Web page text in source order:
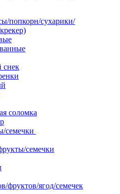
попкорн/сухарики/
соломка
семечки
семечки
фруктов/ягод/семечек